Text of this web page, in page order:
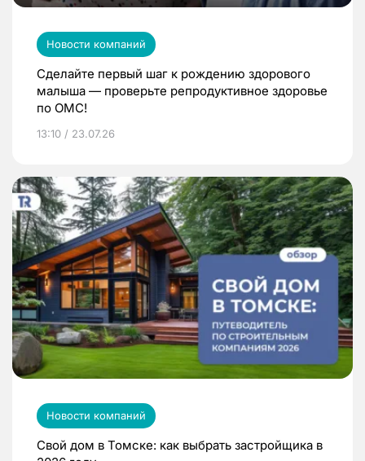
Новости компаний
Сделайте первый шаг к рождению здорового
малыша — проверьте репродуктивное здоровье
по ОМС!
13:10 / 23.07.26
Новости компаний
Свой дом в Томске: как выбрать застройщика в